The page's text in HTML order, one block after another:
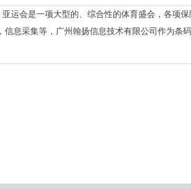
运会是一项大型的、综合性的体育盛会，各项
信息采集等，广州翰扬信息技术有限公司作为条